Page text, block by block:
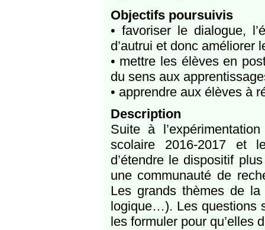
Objectifs poursuivis
• favoriser le dialogue,
d’autrui et donc améliorer
• mettre les élèves en
du sens aux
• apprendre aux élèves à
Description
Suite à
scolaire 2016-2017 et
d’étendre le dispositif
une communauté de
Les grands thèmes de la
logique…). Les questions
les formuler pour qu’elles